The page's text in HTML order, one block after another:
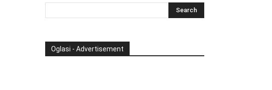
Oglasi - Advertisement